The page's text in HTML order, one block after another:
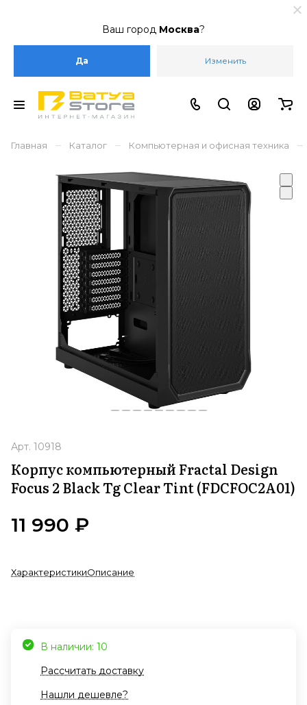
Ваш город Москва?
Да Изменить
Главная – Каталог – Компьютерная и офисная техника –
Арт. 10918
Корпус компьютерный Fractal Design
Focus 2 Black Tg Clear Tint (FDCFOC2A01)
11 990 ₽
ХарактеристикиОписание
В наличии: 10
Рассчитать доставку
Нашли дешевле?